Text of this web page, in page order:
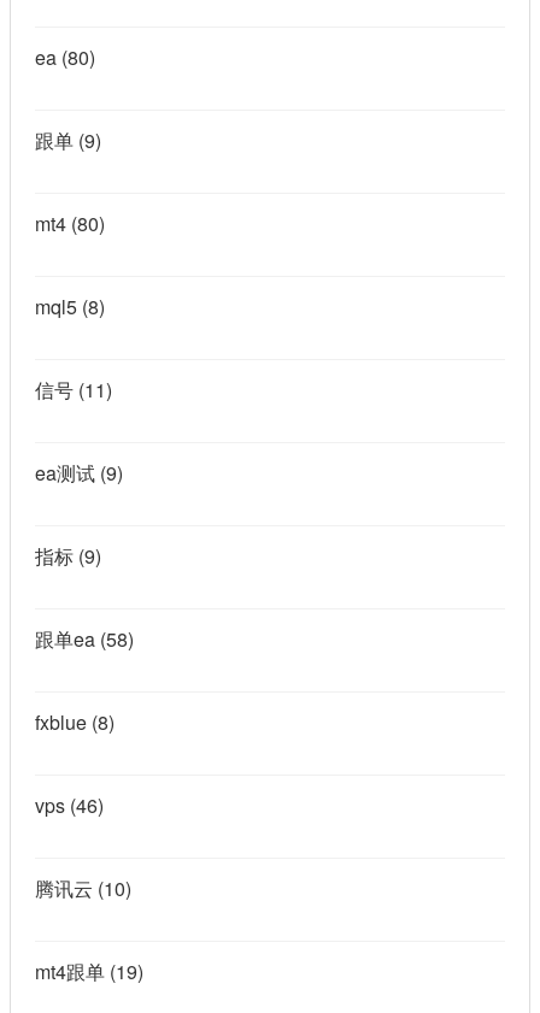
ea (80)
跟单 (9)
mt4 (80)
mql5 (8)
信号 (11)
ea测试 (9)
指标 (9)
跟单ea (58)
fxblue (8)
vps (46)
腾讯云 (10)
mt4跟单 (19)